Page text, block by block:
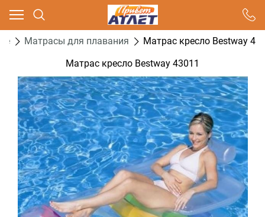
Матрасы для плавания
Матрас кресло Bestway
Матрас кресло Bestway 43011
Ваш город - Москва,
угадали?
ДА НЕТ